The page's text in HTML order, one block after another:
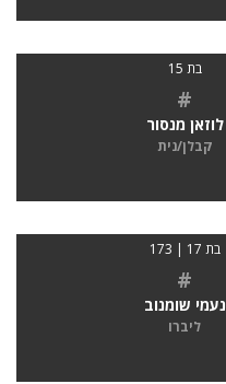
בת 15
#
לוזאן מנסור
קבלן/נית
בת 17 | 173
#
נעמי שומנוב
ליברו